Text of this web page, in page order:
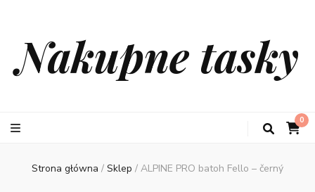
Nakupne tasky
0
Strona główna / Sklep / ALPINE PRO batoh Fello – černý